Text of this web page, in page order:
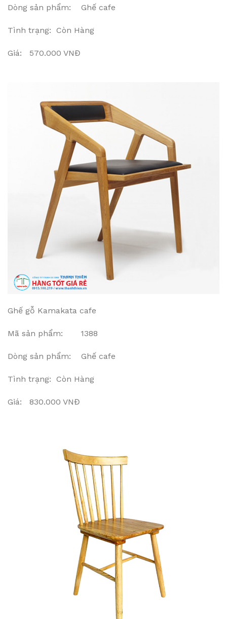
Dòng sản phẩm: Ghế cafe
Tình trạng: Còn Hàng
Giá: 570.000 VNĐ
Ghế gỗ Kamakata cafe
Mã sản phẩm: 1388
Dòng sản phẩm: Ghế cafe
Tình trạng: Còn Hàng
Giá: 830.000 VNĐ